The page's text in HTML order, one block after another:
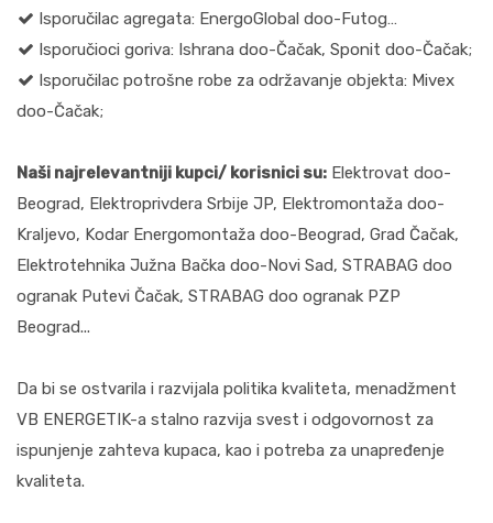
Isporučilac agregata: EnergoGlobal doo-Futog…
Isporučioci goriva: Ishrana doo-Čačak, Sponit doo-Čačak;
Isporučilac potrošne robe za održavanje objekta: Mivex
doo-Čačak;
Naši najrelevantniji kupci/ korisnici su: Elektrovat doo-
Beograd, Elektroprivdera Srbije JP, Elektromontaža doo-
Kraljevo, Kodar Energomontaža doo-Beograd, Grad Čačak,
Elektrotehnika Južna Bačka doo-Novi Sad, STRABAG doo
ogranak Putevi Čačak, STRABAG doo ogranak PZP
Beograd...
Da bi se ostvarila i razvijala politika kvaliteta, menadžment
VB ENERGETIK-a stalno razvija svest i odgovornost za
ispunjenje zahteva kupaca, kao i potreba za unapređenje
kvaliteta.